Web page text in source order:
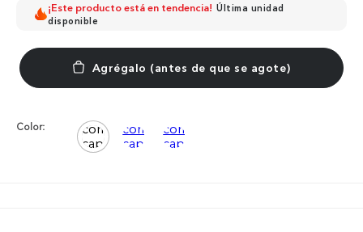
¡Este producto está en tendencia! Última unidad
disponible
Color: